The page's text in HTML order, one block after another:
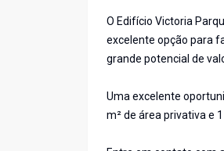
O Edifício Victoria
excelente opção para
grande potencial de
Uma excelente
m² de área privativa e